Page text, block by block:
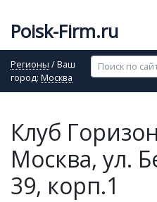
Poisk-Firm.ru
Регионы / Ваш
город: Москва
Клуб
Москва, ул.
39, корп.1